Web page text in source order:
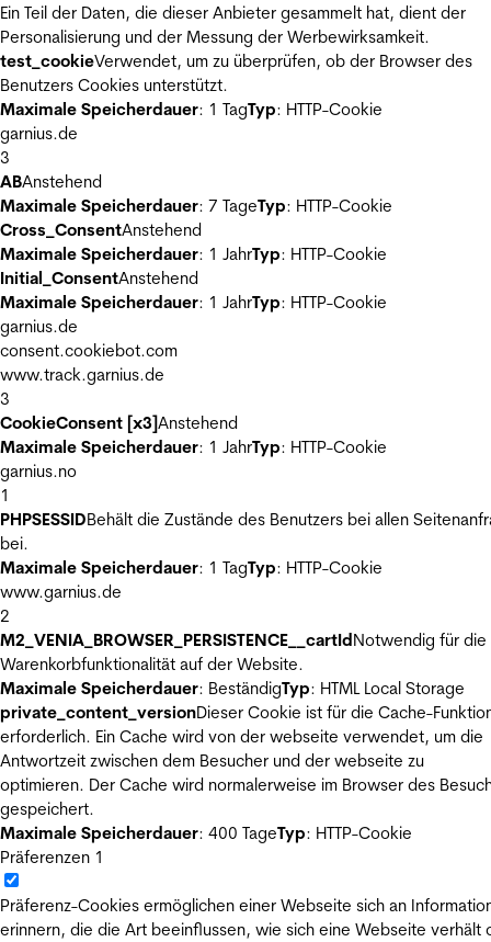
Ein Teil der Daten, die dieser Anbieter gesammelt hat, dient der
Personalisierung und der Messung der Werbewirksamkeit.
test_cookieVerwendet, um zu überprüfen, ob der Browser des
Benutzers Cookies unterstützt.
Maximale Speicherdauer: 1 TagTyp: HTTP-Cookie
garnius.de
3
ABAnstehend
Maximale Speicherdauer: 7 TageTyp: HTTP-Cookie
Cross_ConsentAnstehend
Maximale Speicherdauer: 1 JahrTyp: HTTP-Cookie
Initial_ConsentAnstehend
Maximale Speicherdauer: 1 JahrTyp: HTTP-Cookie
garnius.de
consent.cookiebot.com
www.track.garnius.de
3
CookieConsent [x3]Anstehend
Maximale Speicherdauer: 1 JahrTyp: HTTP-Cookie
garnius.no
1
PHPSESSIDBehält die Zustände des Benutzers bei allen
bei.
Maximale Speicherdauer: 1 TagTyp: HTTP-Cookie
www.garnius.de
2
M2_VENIA_BROWSER_PERSISTENCE__cartIdNotwendig für die
Warenkorbfunktionalität auf der Website.
Maximale Speicherdauer: BeständigTyp: HTML Local Storage
private_content_versionDieser Cookie ist für die Cache-
erforderlich. Ein Cache wird von der webseite verwendet, um die
Antwortzeit zwischen dem Besucher und der webseite zu
optimieren. Der Cache wird normalerweise im Browser des
gespeichert.
Maximale Speicherdauer: 400 TageTyp: HTTP-Cookie
Präferenzen 1
Präferenz-Cookies ermöglichen einer Webseite sich an
erinnern, die die Art beeinflussen, wie sich eine Webseite verhält